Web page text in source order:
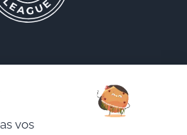
vos